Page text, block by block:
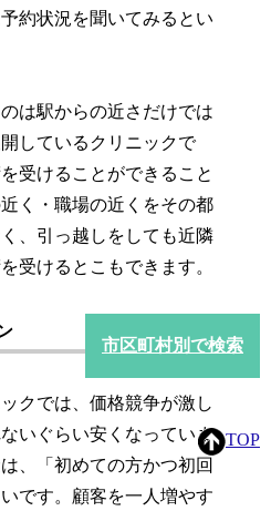
約状況を聞いてみるとい
は駅からの近さだけでは
しているクリニックで
受けることができること
く・職場の近くをその都
、引っ越しをしても近隣
受けるとこもできます。
クでは、価格競争が激し
いぐらい安くなっていま
、「初めての方かつ初回
です。顧客を一人増やす
市区町村別で検索
TOP